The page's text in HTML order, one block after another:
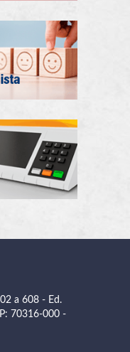
a 608 - Ed.
70316-000 -